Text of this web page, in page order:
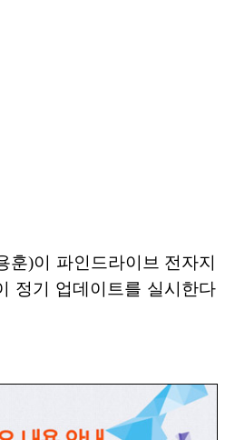
훈)이 파인드라이브 전자지
정기 업데이트를 실시한다